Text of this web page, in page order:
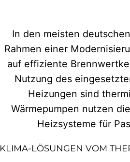
In den meisten
Rahmen einer
auf effiziente
Nutzung des
Heizungen sind
Wärmepumpen nutzen
Heizsysteme für
KLIMA-LÖSUNGEN VOM